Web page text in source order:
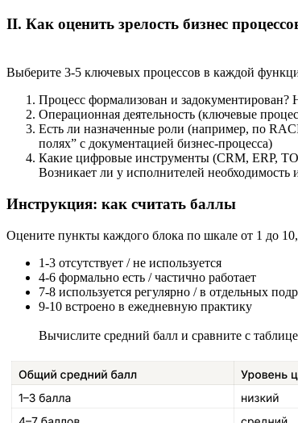
II. Как оценить зрелость бизнес
Выберите 3-5 ключевых процессов в каждой
Процесс формализован и
Операционная деятельность (ключевые
Есть ли назначенные роли (например, по
поляхˮ с документацией бизнес-процесса)
Какие цифровые инструменты (CRM, ERP,
Возникает ли у исполнителей необходимость
Инструкция: как считать баллы
Оцените пункты каждого блока по шкале от 1 до 10,
1-3 отсутствует / не используется
4-6 формально есть / частично работает
7-8 используется регулярно / в отдельных
9-10 встроено в ежедневную практику
Вычислите средний балл и сравните с